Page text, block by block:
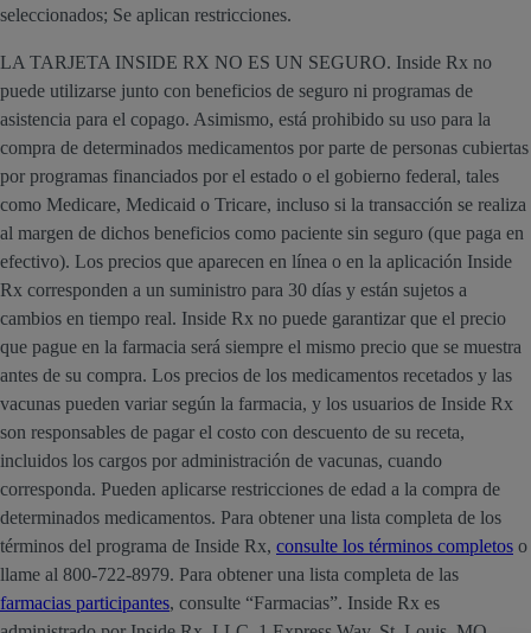
seleccionados; Se aplican restricciones.
LA TARJETA INSIDE RX NO ES UN SEGURO. Inside Rx no
puede utilizarse junto con beneficios de seguro ni programas de
asistencia para el copago. Asimismo, está prohibido su uso para la
compra de determinados medicamentos por parte de personas cubiertas
por programas financiados por el estado o el gobierno federal, tales
como Medicare, Medicaid o Tricare, incluso si la transacción se realiza
al margen de dichos beneficios como paciente sin seguro (que paga en
efectivo). Los precios que aparecen en línea o en la aplicación Inside
Rx corresponden a un suministro para 30 días y están sujetos a
cambios en tiempo real. Inside Rx no puede garantizar que el precio
que pague en la farmacia será siempre el mismo precio que se muestra
antes de su compra. Los precios de los medicamentos recetados y las
vacunas pueden variar según la farmacia, y los usuarios de Inside Rx
son responsables de pagar el costo con descuento de su receta,
incluidos los cargos por administración de vacunas, cuando
corresponda. Pueden aplicarse restricciones de edad a la compra de
determinados medicamentos. Para obtener una lista completa de los
términos del programa de Inside Rx, consulte los términos completos o
llame al 800-722-8979. Para obtener una lista completa de las
farmacias participantes, consulte “Farmacias”. Inside Rx es